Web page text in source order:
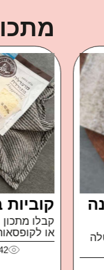
פטה
איך קרה
של משק...